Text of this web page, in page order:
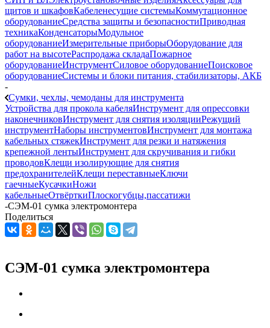
щитов и шкафовКабеленесущие системыКоммутационное
оборудованиеСредства защиты и безопасностиПриводная
техникаКонденсаторыМодульное
оборудованиеИзмерительные приборыОборудование для
работ на высотеРаспродажа складаПожарное
оборудованиеИнструментСиловое оборудованиеПоисковое
оборудованиеСистемы и блоки питания, стабилизаторы, АКБ
-
Сумки, чехлы, чемоданы для инструмента
Устройства для прокола кабеляИнструмент для опрессовки
наконечниковИнструмент для снятия изоляцииРежущий
инструментНаборы инструментовИнструмент для монтажа
кабельных стяжекИнструмент для резки и натяжения
крепежной лентыИнструмент для скручивания и гибки
проводовКлещи изолирующие для снятия
предохранителейКлещи переставныеКлючи
гаечныеКусачкиНожи
кабельныеОтвёрткиПлоскогубцы,пассатижи
-СЭМ-01 сумка электромонтера
Поделиться
СЭМ-01 сумка электромонтера